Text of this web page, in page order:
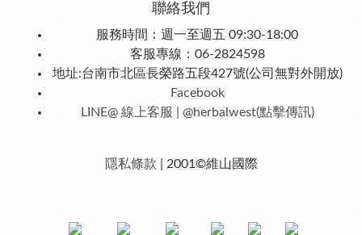
聯絡我們
服務時間：週一至週五 09:30-18:00
客服專線：06-2824598
地址:台南市北區長榮路五段427號(公司無對外開放)
Facebook
LINE@ 線上客服 | @herbalwest(點擊傳訊)
隱私條款 | 2001©維山國際